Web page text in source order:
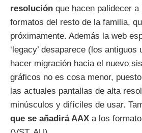
resolución que hacen palidecer
formatos del resto de la familia,
próximamente. Además la web
‘legacy’ desaparece (los antiguos
hacer migración hacia el nuevo
gráficos no es cosa menor,
las actuales pantallas de alta
minúsculos y difíciles de usar.
que se añadirá AAX a los